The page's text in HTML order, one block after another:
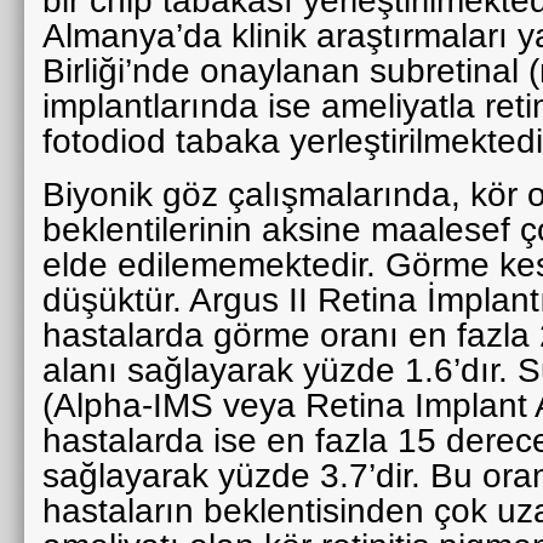
Almanya’da klinik araştırmaları
Birliği’nde onaylanan subretinal
implantlarında ise ameliyatla
fotodiod tabaka
Biyonik göz çalışmalarında, kör
beklentilerinin aksine maalesef
elde edilememektedir. Görme
düşüktür. Argus II Retina
hastalarda görme oranı en
alanı sağlayarak yüzde 1.6’dır.
(Alpha-IMS veya Retina Implant
hastalarda ise en fazla 15
sağlayarak yüzde 3.7’dir. Bu
hastaların beklentisinden çok